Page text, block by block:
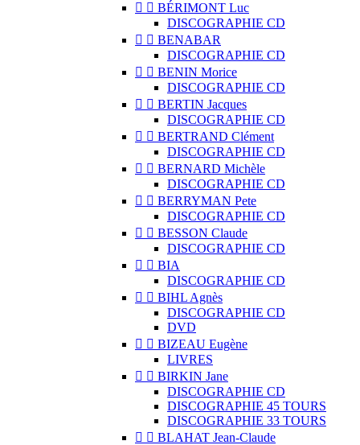
  BÉRIMONT Luc
DISCOGRAPHIE CD
  BENABAR
DISCOGRAPHIE CD
  BENIN Morice
DISCOGRAPHIE CD
  BERTIN Jacques
DISCOGRAPHIE CD
  BERTRAND Clément
DISCOGRAPHIE CD
  BERNARD Michèle
DISCOGRAPHIE CD
  BERRYMAN Pete
DISCOGRAPHIE CD
  BESSON Claude
DISCOGRAPHIE CD
  BIA
DISCOGRAPHIE CD
  BIHL Agnès
DISCOGRAPHIE CD
DVD
  BIZEAU Eugène
LIVRES
  BIRKIN Jane
DISCOGRAPHIE CD
DISCOGRAPHIE 45 TOURS
DISCOGRAPHIE 33 TOURS
  BLAHAT Jean-Claude